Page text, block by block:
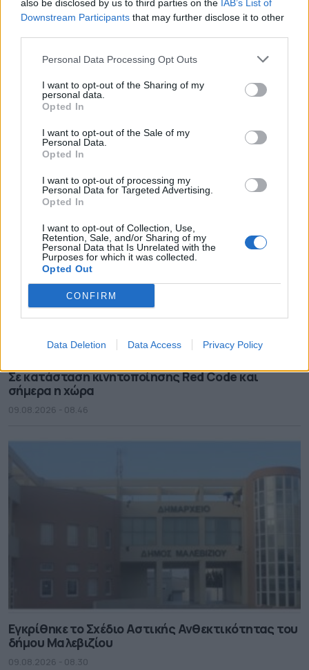
also be disclosed by us to third parties on the IAB’s List of
Downstream Participants that may further disclose it to other
Personal Data Processing Opt Outs
I want to opt-out of the Sharing of my
personal data.
Opted In
I want to opt-out of the Sale of my
Personal Data.
Opted In
I want to opt-out of processing my
Personal Data for Targeted Advertising.
Opted In
I want to opt-out of Collection, Use,
Retention, Sale, and/or Sharing of my
Personal Data that Is Unrelated with the
Purposes for which it was collected.
Opted Out
CONFIRM
Data Deletion Data Access Privacy Policy
Νέους Αντιπεριφερειάρχες όρισε ο Νίκος
Χαρδαλιάς
09.08.2026 - 11.31
Σε κατάσταση κινητοποίησης Red Code και
σήμερα η χώρα
09.08.2026 - 08.46
Εγκρίθηκε το Σχέδιο Αστικής Ανθεκτικότητας του
δήμου Μαλεβιζίου
09.08.2026 - 08.30